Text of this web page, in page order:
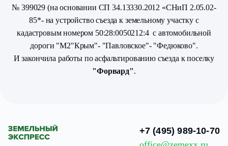
№ 399029 (на основании СП 34.13330.2012 «СНиП 2.05.02-
85*- на устройство съезда к земельному участку с
кадастровым номером 50:28:0050212:4 с автомобильной
дороги "М2"Крым"- "Павловское"- "Федюково".
И закончила работы по асфальтированию съезда к поселку
"Форвард".
+7 (495) 989-10-70